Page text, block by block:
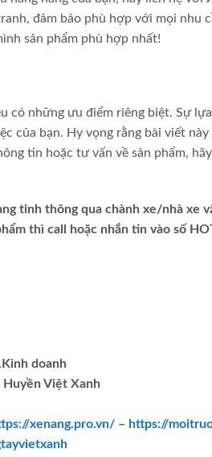
đảm bảo phù hợp với mọi nhu
sản phẩm phù hợp nhất!
có những ưu điểm riêng biệt. Sự
của bạn. Hy vọng rằng bài viết
tin hoặc tư vấn về sản phẩm,
tỉnh thông qua chành xe/nhà xe
thì call hoặc nhắn tin vào số
doanh
Huyền Việt Xanh
xenang.pro.vn/ – https://